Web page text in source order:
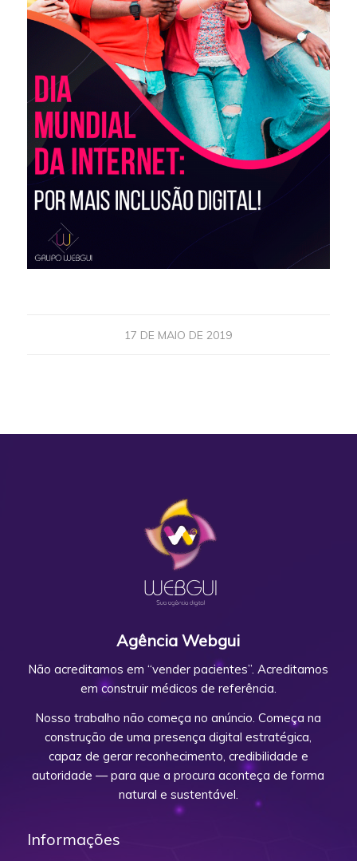
17 DE MAIO DE 2019
Agência Webgui
Não acreditamos em “vender pacientes”. Acreditamos
em construir médicos de referência.
Nosso trabalho não começa no anúncio. Começa na
construção de uma presença digital estratégica,
capaz de gerar reconhecimento, credibilidade e
autoridade — para que a procura aconteça de forma
natural e sustentável.
Informações